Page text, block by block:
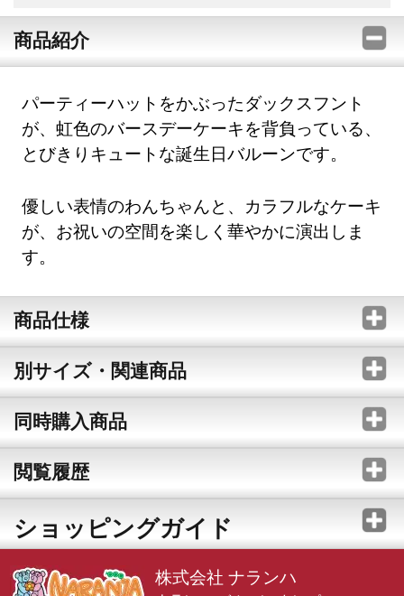
商品紹介
パーティーハットをかぶったダックスフント
が、虹色のバースデーケーキを背負っている、
とびきりキュートな誕生日バルーンです。
優しい表情のわんちゃんと、カラフルなケーキ
が、お祝いの空間を楽しく華やかに演出しま
す。
商品仕様
別サイズ・関連商品
同時購入商品
閲覧履歴
ショッピングガイド
株式会社 ナランハ